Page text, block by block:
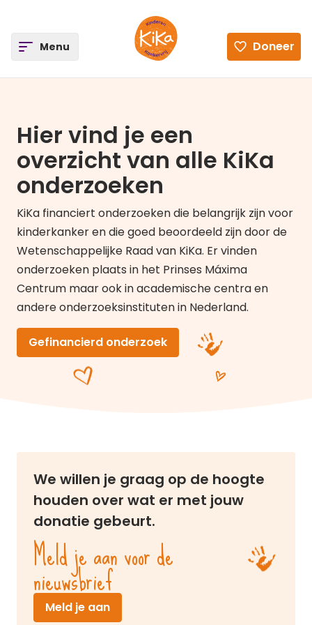
Open
Menu Doneer
Hier vind je een
overzicht van alle KiKa
onderzoeken
KiKa financiert onderzoeken die belangrijk zijn voor
kinderkanker en die goed beoordeeld zijn door de
Wetenschappelijke Raad van KiKa. Er vinden
onderzoeken plaats in het Prinses Máxima
Centrum maar ook in academische centra en
andere onderzoeksinstituten in Nederland.
Gefinancierd onderzoek
We willen je graag op de hoogte
houden over wat er met jouw
donatie gebeurt.
Meld je aan voor de
nieuwsbrief
Meld je aan(opent in nieuw venster)